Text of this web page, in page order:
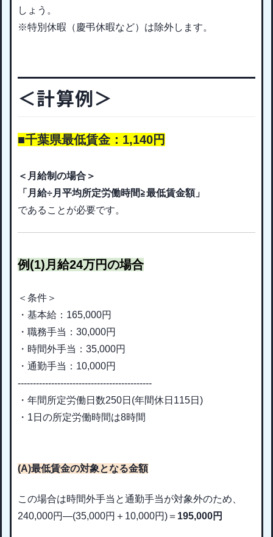
しょう。
※特別休暇（慶弔休暇など）は除外します。
＜計算例＞
■千葉県最低賃金：1,140円
＜月給制の場合＞
「月給÷月平均所定労働時間≧最低賃金額」
であることが必要です。
例(1)月給24万円の場合
＜条件＞
・基本給：165,000円
・職務手当：30,000円
・時間外手当：35,000円
・通勤手当：10,000円
--------------------------------------------
・年間所定労働日数250日(年間休日115日)
・1日の所定労働時間は8時間
(A)最低賃金の対象となる金額
この場合は時間外手当と通勤手当が対象外のため、
240,000円―(35,000円＋10,000円) ＝ 195,000円